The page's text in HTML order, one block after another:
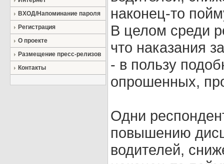
ВХОД/Напоминание пароля
Регистрация
О проекте
Размещение пресс-релизов
Контакты
наконец-то
В целом среди
что наказания
- в пользу
опрошенных,
Одни
повышению
водителей,